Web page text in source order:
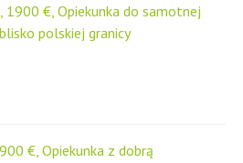
1900 €, Opiekunka do samotnej
polskiej granicy
€, Opiekunka z dobrą